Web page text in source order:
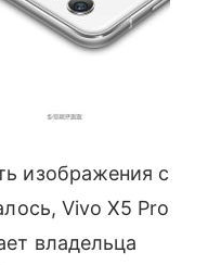
изображения с
Vivo X5 Pro
владельца